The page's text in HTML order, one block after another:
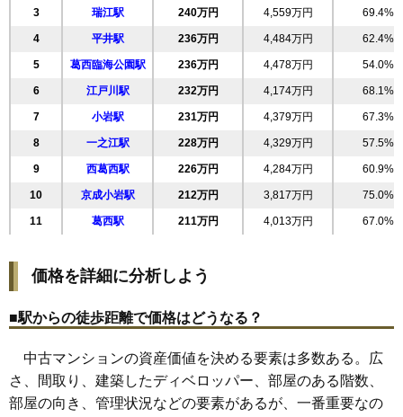
ステイツ東小岩
住所 東京都江戸川区東小岩6丁目
交通 小岩駅（11分）
3,210万円～3,510万円
(49.4万円/㎡~54.0万円/㎡)
マンションナビで
無料一括査定をする
ルネサンス東京サザンスイート
住所 東京都江戸川区東小岩5丁目
3,110万円～3,410万円
(62.2万円/㎡~68.2万円/㎡)
マンションナビで
無料一括査定をする
21 上篠崎 220万円 4,622万円 62.5%
22 江戸川 215万円 4,076万円 54.4%
23 南葛西 214万円 4,072万円 70.9%
24 東小松川 210万円 3,986万円 57.8%
25 松江 208万円 3,945万円 68.0%
26 新堀 206万円 4,330万円 62.4%
27 上一色 203万円 4,270万円 72.2%
28 中央 199万円 3,783万円 74.2%
29 大杉 198万円 3,663万円 71.8%
31 東小岩 195万円
33 西小松川町 193万円 4,254万円 62.5%
34 中葛西 186万円 3,351万円 67.9%
35 西一之江 176万円 3,516万円 51.8%
36 本一色 149万円 2,685万円 54.5%
3 瑞江駅 240万円 4,559万円 69.4%
4 平井駅 236万円 4,484万円 62.4%
5 葛西臨海公園駅 236万円 4,478万円 54.0%
6 江戸川駅 232万円 4,174万円 68.1%
7 小岩駅 231万円 4,379万円 67.3%
8 一之江駅 228万円 4,329万円 57.5%
9 西葛西駅 226万円 4,284万円 60.9%
10 京成小岩駅 212万円 3,817万円 75.0%
11 葛西駅 211万円 4,013万円 67.0%
価格を詳細に分析しよう
■駅からの徒歩距離で価格はどうなる？
中古マンションの資産価値を決める要素は多数ある。広
さ、間取り、建築したディベロッパー、部屋のある階数、
部屋の向き、管理状況などの要素があるが、一番重要なの